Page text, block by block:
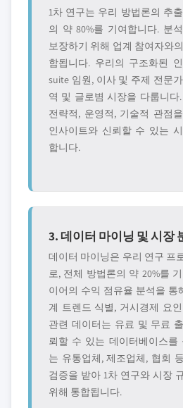
1차 연구는 우리 방법론의 추
의 약 80%를 기여합니다. 분
보장하기 위해 업계 참여자와
함됩니다. 우리의 구조화된
suite 임원, 이사 및 주제 전문
역 및 글로볌 시장을 다룹니다
전략적, 운영적, 기술적 관점
인사이트와 신뢰할 수 있는
합니다.
3. 데이터 마이닝 및 시장
데이터 마이닝은 우리 연구 프
로, 전체 방법론의 약 20%를
이어의 수익 점유율 분석을 통
계 트렌드 식별, 거시경제 요
관련 데이터는 유료 및 무료
뢰할 수 있는 데이터베이스를
는 유통업체, 제조업체, 협회
검증을 받아 1차 연구와 시장
위해 통합됩니다.